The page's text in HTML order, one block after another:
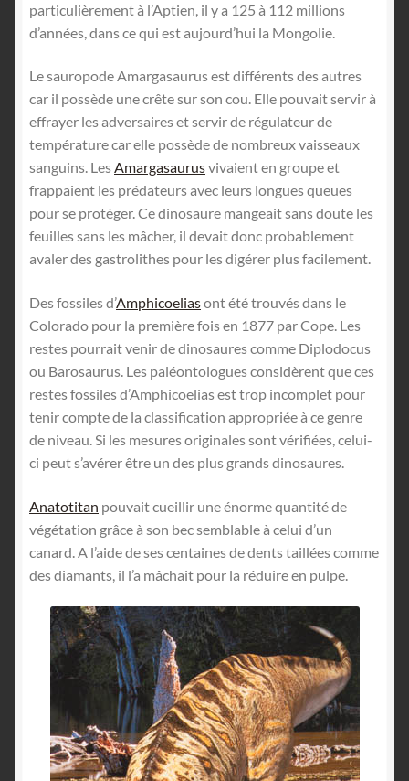
particulièrement à l’Aptien, il y a 125 à 112 millions
d’années, dans ce qui est aujourd’hui la Mongolie.
Le sauropode Amargasaurus est différents des autres
car il possède une crête sur son cou. Elle pouvait servir à
effrayer les adversaires et servir de régulateur de
température car elle possède de nombreux vaisseaux
sanguins. LesAmargasaurusvivaient en groupe et
frappaient les prédateurs avec leurs longues queues
pour se protéger. Ce dinosaure mangeait sans doute les
feuilles sans les mâcher, il devait donc probablement
avaler des gastrolithes pour les digérer plus facilement.
Des fossiles d’Amphicoeliasont été trouvés dans le
Colorado pour la première fois en 1877 par Cope. Les
restes pourrait venir de dinosaures comme Diplodocus
ou Barosaurus. Les paléontologues considèrent que ces
restes fossiles d’Amphicoelias est trop incomplet pour
tenir compte de la classification appropriée à ce genre
de niveau. Si les mesures originales sont vérifiées, celui-
ci peut s’avérer être un des plus grands dinosaures.
Anatotitan pouvait cueillir une énorme quantité de
végétation grâce à son bec semblable à celui d’un
canard. A l’aide de ses centaines de dents taillées comme
des diamants, il l’a mâchait pour la réduire en pulpe.